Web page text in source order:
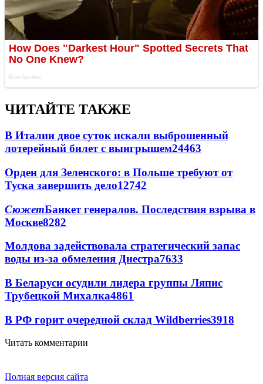
ЧИТАЙТЕ ТАКЖЕ
В Италии двое суток искали выброшенный
лотерейный билет с выигрышем24463
Орден для Зеленского: в Польше требуют от
Туска завершить дело12742
СюжетБанкет генералов. Последствия взрыва в
Москве8282
Молдова задействовала стратегический запас
воды из-за обмеления Днестра7633
В Беларуси осудили лидера группы Ляпис
Трубецкой Михалка4861
В РФ горит очередной склад Wildberries3918
Читать комментарии
Полная версия сайта